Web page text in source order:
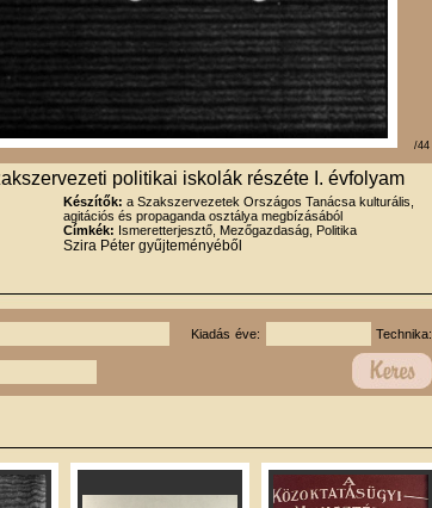
/44
politikai iskolák részéte I. évfolyam
Készítők: a Szakszervezetek Országos Tanácsa kulturális,
agitációs és propaganda osztálya megbízásából
Címkék: Ismeretterjesztő, Mezőgazdaság, Politika
Szira Péter gyűjteményéből
Kiadás éve: Technika: